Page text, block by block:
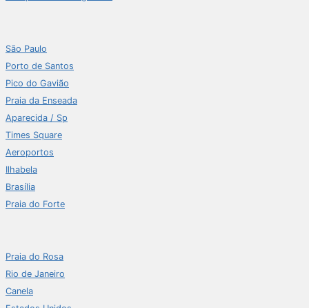
São Paulo
Porto de Santos
Pico do Gavião
Praia da Enseada
Aparecida / Sp
Times Square
Aeroportos
Ilhabela
Brasília
Praia do Forte
Praia do Rosa
Rio de Janeiro
Canela